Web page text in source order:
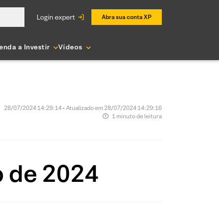
login expert Abra sua conta XP
a Investir Vídeos
28/07/2024 14:29:14 • Atualizado em 28/07/2024 14:29:16
1 minuto de leitura
de 2024